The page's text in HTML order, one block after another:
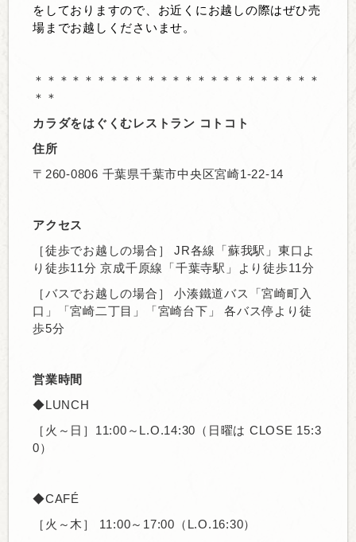
をしておりますので、お近くにお越しの際はぜひ売
場までお越しくださいませ。
＊＊＊＊＊＊＊＊＊＊＊＊＊＊＊＊＊＊＊＊＊＊＊
＊＊
カラダをはぐくむレストラン コトコト
住所
〒260-0806 千葉県千葉市中央区宮崎1-22-14
アクセス
［徒歩でお越しの場合］ JR各線「蘇我駅」東口よ
り徒歩11分 京成千原線「千葉寺駅」より徒歩11分
［バスでお越しの場合］ 小湊鐵道バス「宮崎町入
口」「宮崎二丁目」「宮崎台下」 各バス停より徒
歩5分
営業時間
◆LUNCH
［火～日］11:00～L.O.14:30（日曜は CLOSE 15:3
0）
◆CAFÉ
［火～木］
11:00～17:00（L.O.16:30）